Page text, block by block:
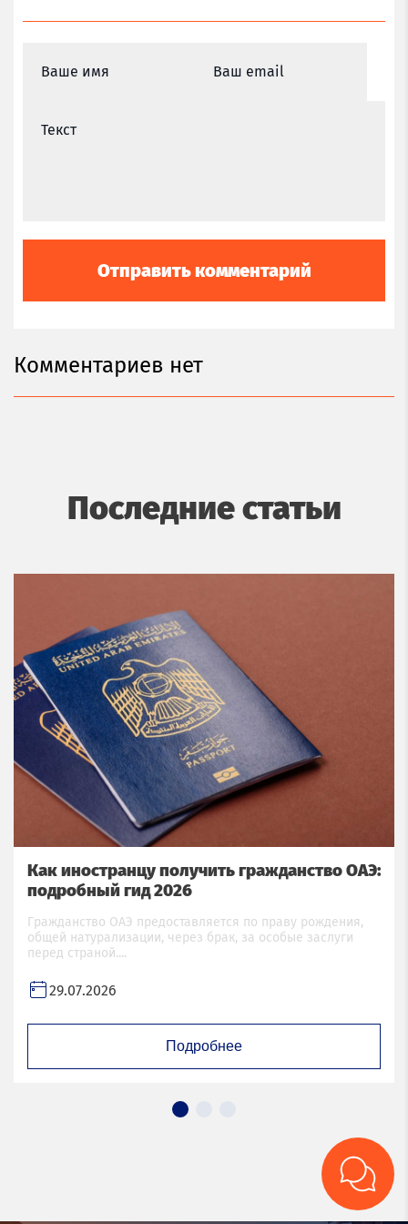
Комментариев нет
Последние статьи
Как иностранцу получить гражданство ОАЭ:
подробный гид 2026
Гражданство ОАЭ предоставляется по праву рождения,
общей натурализации, через брак, за особые заслуги
перед страной....
29.07.2026
Подробнее